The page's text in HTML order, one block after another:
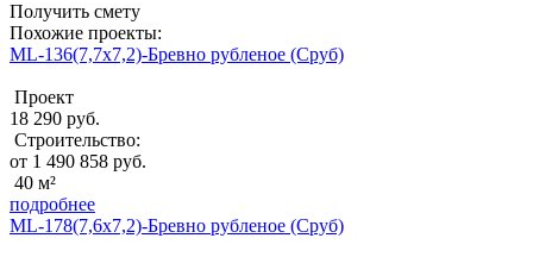
Получить смету
Похожие проекты:
ML-136(7,7х7,2)-Бревно рубленое (Сруб)
Проект
18 290 руб.
Строительство:
от 1 490 858 руб.
40 м²
подробнее
ML-178(7,6х7,2)-Бревно рубленое (Сруб)